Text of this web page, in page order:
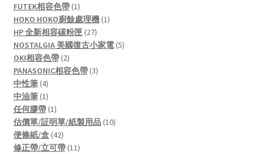
FUTEK相容色帶 11
product
HOKO HOKO廚餘處理機 11
HP 全新相容碳粉匣 2727
products
NOSTALGIA 美國復古小家電 55
OKI相容色帶 22
products
PANASONIC相容色帶 33
中性筆 44
products
中油筆 11
product
任何膠帶 11
product
估價單/証明單/紙製用品 1010
便條紙/盒 4242
products
修正帶/立可帶 1111